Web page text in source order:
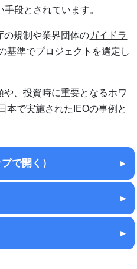
段とされています。
の規制や業界団体のガイドラ
基準でプロジェクトを選定し
や、投資時に重要となるホワ
本で実施されたIEOの事例と
で開く）